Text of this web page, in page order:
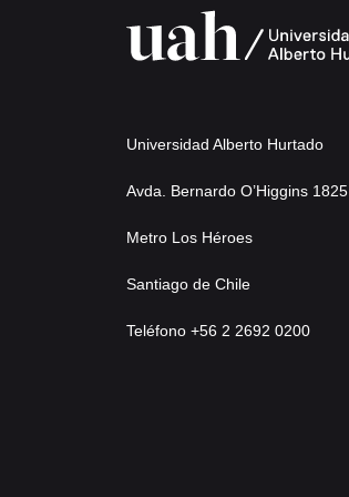
Universidad Alberto Hurtado
Avda. Bernardo O’Higgins 1825
Metro Los Héroes
Santiago de Chile
Teléfono +56 2 2692 0200